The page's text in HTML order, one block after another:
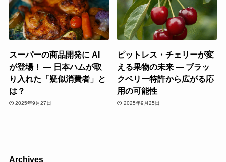
スーパーの商品開発に AI
が登場！ ― 日本ハムが取
り入れた「疑似消費者」と
は？
2025年9月27日
ピットレス・チェリーが変
える果物の未来 ― ブラッ
クベリー特許から広がる応
用の可能性
2025年9月25日
Archives